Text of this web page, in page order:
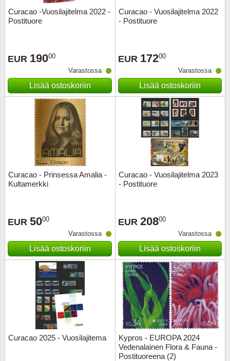
Curacao -Vuosilajitelma 2022 -
Postituore
EUR 19000
Varastossa
Lisää ostoskoriin
Curacao - Vuosilajitelma 2022
- Postituore
EUR 17200
Varastossa
Lisää ostoskoriin
Curacao - Prinsessa Amalia -
Kultamerkki
EUR 5000
Varastossa
Lisää ostoskoriin
Curacao - Vuosilajitelma 2023
- Postituore
EUR 20800
Varastossa
Lisää ostoskoriin
Curacao 2025 - Vuosilajitema
Kypros - EUROPA 2024
Vedenalainen Flora & Fauna -
Postituoreena (2)